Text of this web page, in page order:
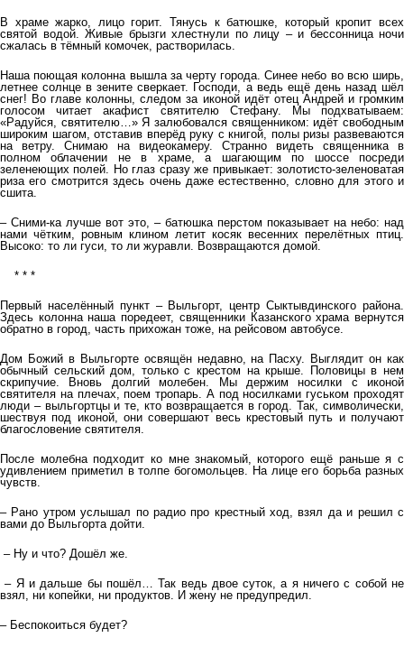
В храме жарко, лицо горит. Тянусь к батюшке, который кропит всех
святой водой. Живые брызги хлестнули по лицу – и бессонница ночи
сжалась в тёмный комочек, растворилась.
Наша поющая колонна вышла за черту города. Синее небо во всю ширь,
летнее солнце в зените сверкает. Господи, а ведь ещё день назад шёл
снег! Во главе колонны, следом за иконой идёт отец Андрей и громким
голосом читает акафист святителю Стефану. Мы подхватываем:
«Радуйся, святителю…» Я залюбовался священником: идёт свободным
широким шагом, отставив вперёд руку с книгой, полы ризы развеваются
на ветру. Снимаю на видеокамеру. Странно видеть священника в
полном облачении не в храме, а шагающим по шоссе посреди
зеленеющих полей. Но глаз сразу же привыкает: золотисто-зеленоватая
риза его смотрится здесь очень даже естественно, словно для этого и
сшита.
– Сними-ка лучше вот это, – батюшка перстом показывает на небо: над
нами чётким, ровным клином летит косяк весенних перелётных птиц.
Высоко: то ли гуси, то ли журавли. Возвращаются домой.
* * *
Первый населённый пункт – Выльгорт, центр Сыктывдинского района.
Здесь колонна наша поредеет, священники Казанского храма вернутся
обратно в город, часть прихожан тоже, на рейсовом автобусе.
Дом Божий в Выльгорте освящён недавно, на Пасху. Выглядит он как
обычный сельский дом, только с крестом на крыше. Половицы в нем
скрипучие. Вновь долгий молебен. Мы держим носилки с иконой
святителя на плечах, поем тропарь. А под носилками гуськом проходят
люди – выльгортцы и те, кто возвращается в город. Так, символически,
шествуя под иконой, они совершают весь крестовый путь и получают
благословение святителя.
После молебна подходит ко мне знакомый, которого ещё раньше я с
удивлением приметил в толпе богомольцев. На лице его борьба разных
чувств.
– Рано утром услышал по радио про крестный ход, взял да и решил с
вами до Выльгорта дойти.
– Ну и что? Дошёл же.
– Я и дальше бы пошёл… Так ведь двое суток, а я ничего с собой не
взял, ни копейки, ни продуктов. И жену не предупредил.
– Беспокоиться будет?